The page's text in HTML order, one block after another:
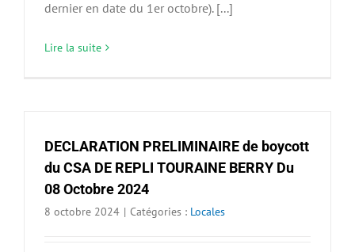
dernier en date du 1er octobre). [...]
Lire la suite
DECLARATION PRELIMINAIRE de boycott
du CSA DE REPLI TOURAINE BERRY Du
08 Octobre 2024
8 octobre 2024 | Catégories : Locales